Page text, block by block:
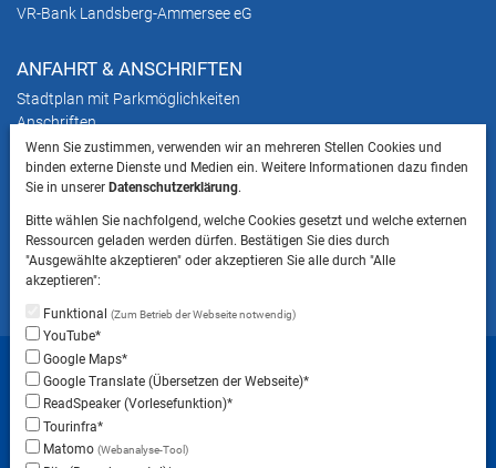
VR-Bank Landsberg-Ammersee eG
ANFAHRT & ANSCHRIFTEN
Stadtplan mit Parkmöglichkeiten
Anschriften
HINWEIS
ins Landratsamt Landsberg am Lech NICHT
gestattet ist.
Startseite Sitemap
Datenschutzeinstellungen
Erklärung zur Barrierefreiheit
Instagram
Facebook
Wenn Sie zustimmen, verwenden wir an mehreren Stellen Cookies und
binden externe Dienste und Medien ein. Weitere Informationen dazu finden
Sie in unsererDatenschutzerklärung.
Bitte wählen Sie nachfolgend, welche Cookies gesetzt und welche externen
Ressourcen geladen werden dürfen. Bestätigen Sie dies durch
"Ausgewählte akzeptieren" oder akzeptieren Sie alle durch "Alle
akzeptieren":
Funktional(Zum Betrieb der Webseite notwendig)
YouTube*
Google Maps*
Google Translate (Übersetzen der Webseite)*
ReadSpeaker (Vorlesefunktion)*
Tourinfra*
Matomo(Webanalyse-Tool)